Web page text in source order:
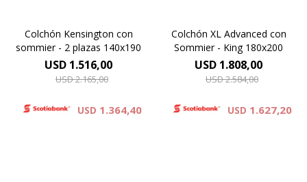
Colchón Kensington con
sommier - 2 plazas 140x190
USD 1.516,00
USD2.165,00
USD 1.364,40
Colchón XL Advanced con
Sommier - King 180x200
USD 1.808,00
USD2.584,00
USD 1.627,20